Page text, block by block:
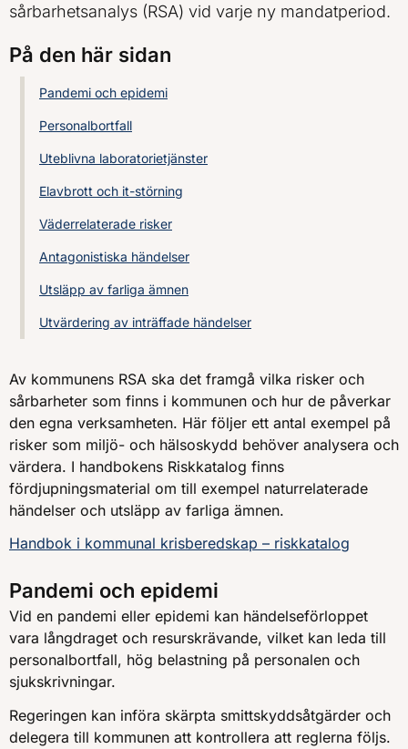
sårbarhetsanalys (RSA) vid varje ny mandatperiod.
På den här sidan
Pandemi och epidemi
Personalbortfall
Uteblivna laboratorietjänster
Elavbrott och it-störning
Väderrelaterade risker
Antagonistiska händelser
Utsläpp av farliga ämnen
Utvärdering av inträffade händelser
Av kommunens RSA ska det framgå vilka risker och
sårbarheter som finns i kommunen och hur de påverkar
den egna verksamheten. Här följer ett antal exempel på
risker som miljö- och hälsoskydd behöver analysera och
värdera. I handbokens Riskkatalog finns
fördjupningsmaterial om till exempel naturrelaterade
händelser och utsläpp av farliga ämnen.
Handbok i kommunal krisberedskap – riskkatalog
Pandemi och epidemi
Vid en pandemi eller epidemi kan händelseförloppet
vara långdraget och resurskrävande, vilket kan leda till
personalbortfall, hög belastning på personalen och
sjukskrivningar.
Regeringen kan införa skärpta smittskyddsåtgärder och
delegera till kommunen att kontrollera att reglerna följs.